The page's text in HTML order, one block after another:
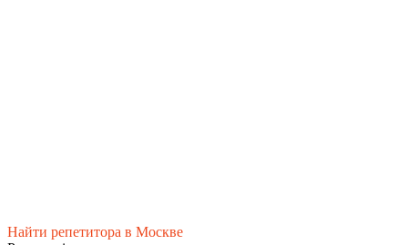
Найти репетитора в Москве